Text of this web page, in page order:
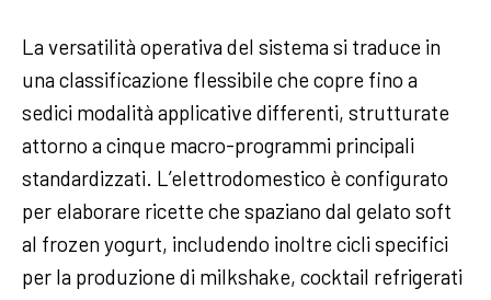
La versatilità operativa del sistema si traduce in
una classificazione flessibile che copre fino a
sedici modalità applicative differenti, strutturate
attorno a cinque macro-programmi principali
standardizzati. L’elettrodomestico è configurato
per elaborare ricette che spaziano dal gelato soft
al frozen yogurt, includendo inoltre cicli specifici
per la produzione di milkshake, cocktail refrigerati